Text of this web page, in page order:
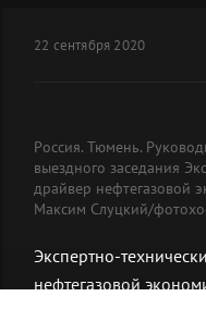
22 сентября 2020
Россия. Тюмень.
выездного заседания
драйвер нефтегазовой
Максим Слуцкий/
Экспертно-
нефтегазовой